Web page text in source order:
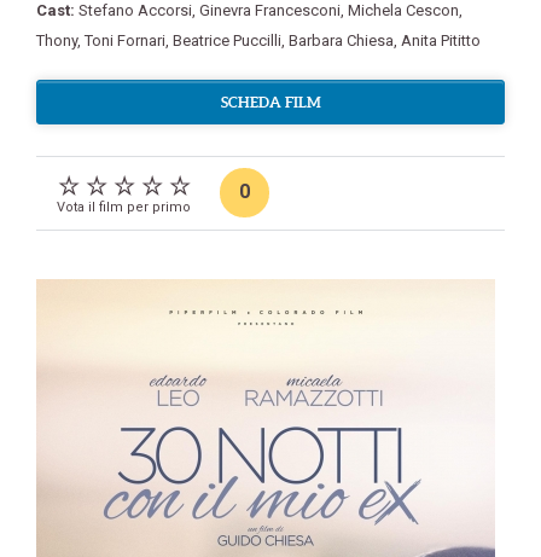
Cast: Stefano Accorsi, Ginevra Francesconi, Michela Cescon,
Thony,Toni Fornari, Beatrice Puccilli, Barbara Chiesa, Anita Pititto
SCHEDA FILM
Vota il film per primo
0